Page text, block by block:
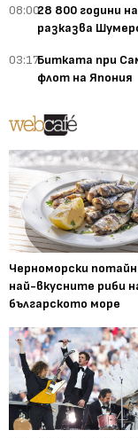
08:0028 800 години
разказва
03:17Битката при
флот на Япония
Черноморски
най-вкусните риби
българското море